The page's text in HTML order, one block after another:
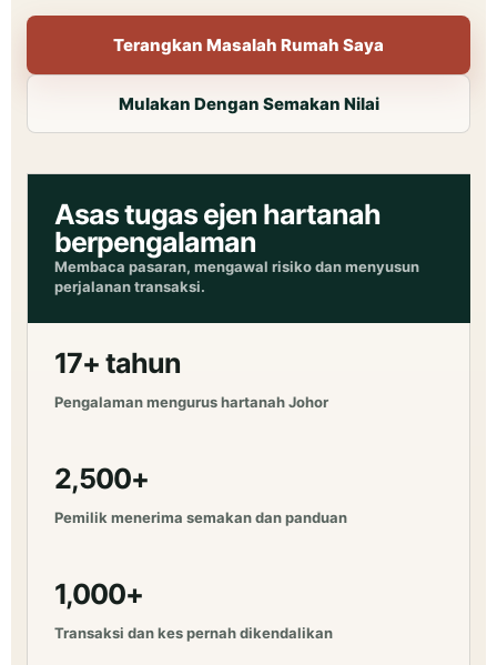
Terangkan Masalah Rumah Saya
Mulakan Dengan Semakan Nilai
Asas tugas ejen hartanah
berpengalaman
Membaca pasaran, mengawal risiko dan menyusun
perjalanan transaksi.
17+ tahun
Pengalaman mengurus hartanah Johor
2,500+
Pemilik menerima semakan dan panduan
1,000+
Transaksi dan kes pernah dikendalikan